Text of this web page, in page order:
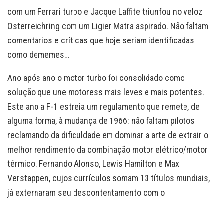
com um Ferrari turbo e Jacque Laffite triunfou no veloz
Osterreichring com um Ligier Matra aspirado. Não faltam
comentários e críticas que hoje seriam identificadas
como dememes…
Ano após ano o motor turbo foi consolidado como
solução que une motoress mais leves e mais potentes.
Este ano a F-1 estreia um regulamento que remete, de
alguma forma, à mudança de 1966: não faltam pilotos
reclamando da dificuldade em dominar a arte de extrair o
melhor rendimento da combinação motor elétrico/motor
térmico. Fernando Alonso, Lewis Hamilton e Max
Verstappen, cujos currículos somam 13 títulos mundiais,
já externaram seu descontentamento com o